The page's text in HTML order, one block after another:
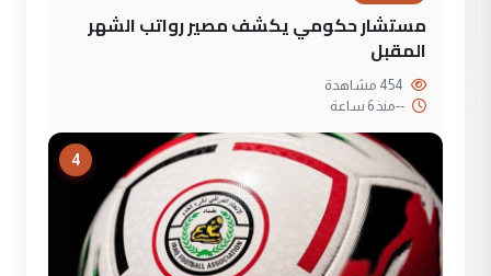
مستشار حكومي يكشف مصير رواتب الشهر
المقبل
--منذ 6 ساعة
4